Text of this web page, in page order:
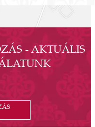
- AKTUÁLIS